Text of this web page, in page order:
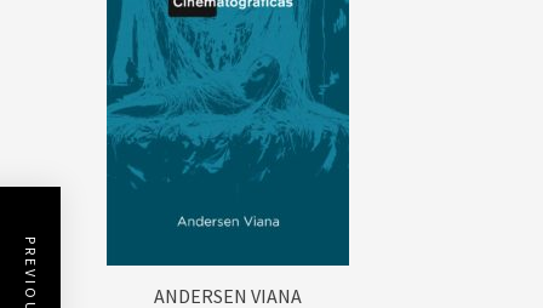
ANDERSEN VIANA